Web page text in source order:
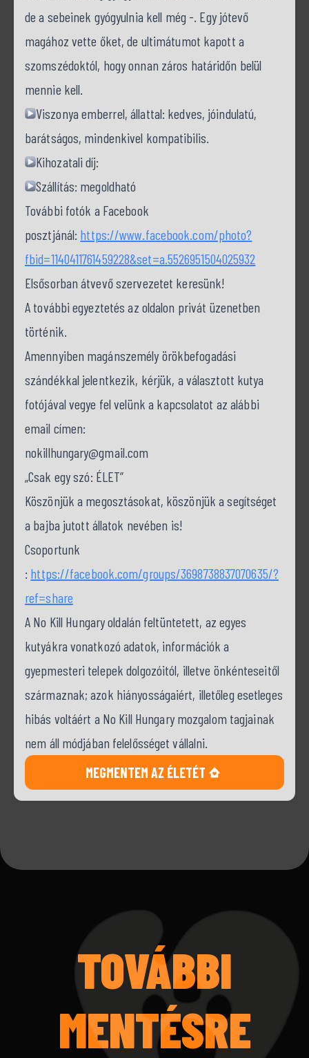
de a sebeinek gyógyulnia kell még -. Egy jótevő
magához vette őket, de ultimátumot kapott a
szomszédoktól, hogy onnan záros határidőn belül
mennie kell.
Viszonya emberrel, állattal: kedves, jóindulatú,
barátságos, mindenkivel kompatibilis.
Kihozatali díj:
Szállítás: megoldható
További fotók a Facebook
posztjánál: https://www.facebook.com/photo?
fbid=1140411761459228&set=a.5526951504025932
Elsősorban átvevő szervezetet keresünk!
A további egyeztetés az oldalon privát üzenetben
történik.
Amennyiben magánszemély örökbefogadási
szándékkal jelentkezik, kérjük, a választott kutya
fotójával vegye fel velünk a kapcsolatot az alábbi
email címen:
nokillhungary@gmail.com
„Csak egy szó: ÉLET”
Köszönjük a megosztásokat, köszönjük a segítséget
a bajba jutott állatok nevében is!
Csoportunk
: https://facebook.com/groups/3698738837070635/?
ref=share
A No Kill Hungary oldalán feltüntetett, az egyes
kutyákra vonatkozó adatok, információk a
gyepmesteri telepek dolgozóitól, illetve önkénteseitől
származnak; azok hiányosságaiért, illetőleg esetleges
hibás voltáért a No Kill Hungary mozgalom tagjainak
nem áll módjában felelősséget vállalni.
MEGMENTEM AZ ÉLETÉT
TOVÁBBI
MENTÉSRE